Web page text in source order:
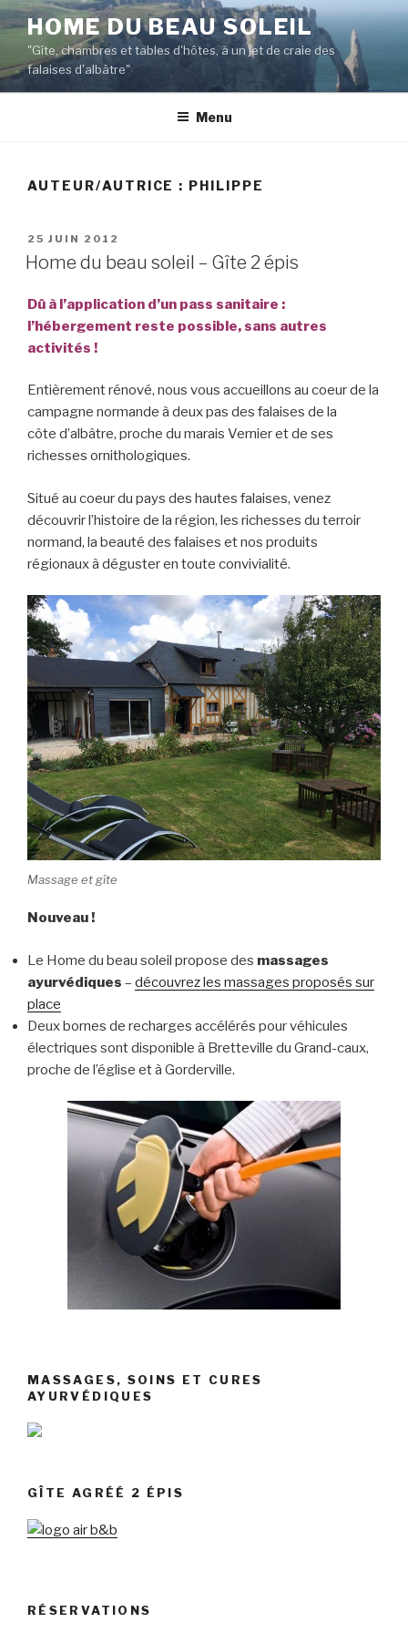
Aller
au
contenu
principal
HOME DU BEAU SOLEIL
"Gîte, chambres et tables d'hôtes, à un jet de craie des
falaises d'albâtre"
Menu
AUTEUR/AUTRICE : PHILIPPE
PUBLIÉ
LE
25 JUIN 2012
Home du beau soleil – Gîte 2 épis
Dû à l’application d’un pass sanitaire :
l’hébergement reste possible, sans autres
activités !
Entièrement rénové, nous vous accueillons au coeur de la
campagne normande à deux pas des falaises de la
côte d’albâtre, proche du marais Vernier et de ses
richesses ornithologiques.
Situé au coeur du pays des hautes falaises, venez
découvrir l’histoire de la région, les richesses du terroir
normand, la beauté des falaises et nos produits
régionaux à déguster en toute convivialité.
Massage et gîte
Nouveau !
Le Home du beau soleil propose des massages
ayurvédiques – découvrez les massages proposés sur
place
Deux bornes de recharges accélérés pour véhicules
électriques sont disponible à Bretteville du Grand-caux,
proche de l’église et à Gorderville.
MASSAGES, SOINS ET CURES
AYURVÉDIQUES
GÎTE AGRÉÉ 2 ÉPIS
RÉSERVATIONS